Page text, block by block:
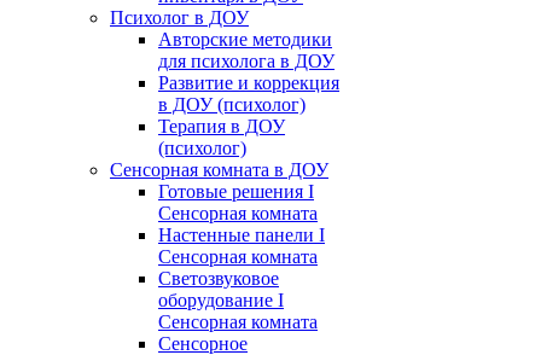
Психолог в ДОУ
Авторские методики
для психолога в ДОУ
Развитие и коррекция
в ДОУ (психолог)
Терапия в ДОУ
(психолог)
Сенсорная комната в ДОУ
Готовые решения I
Сенсорная комната
Настенные панели I
Сенсорная комната
Светозвуковое
оборудование I
Сенсорная комната
Сенсорное